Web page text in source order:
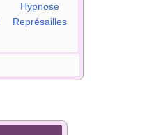
Hypnose
Représailles